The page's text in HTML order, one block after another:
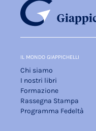
IL MONDO GIAPPICHELLI
Chi siamo
I nostri libri
Formazione
Rassegna Stampa
Programma Fedeltà